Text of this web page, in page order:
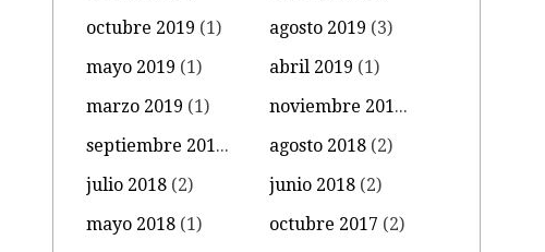
octubre 2019 (1) agosto 2019 (3)
mayo 2019 (1) abril 2019 (1)
marzo 2019 (1) noviembre 2018(2)
septiembre 2018(1) agosto 2018 (2)
julio 2018(2) junio 2018 (2)
mayo 2018(1) octubre 2017 (2)